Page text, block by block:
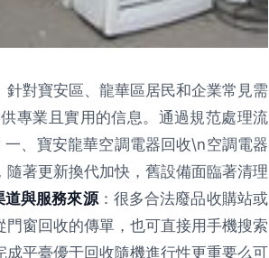
對寶安區、龍華區居民和企業常見需
專業且實用的信息。通過規范處理流
、寶安龍華空調電器回收\n空調電器
著更新換代加快，舊設備面臨著清理
道與服務來源：很多合法廢品收購站或
窗回收的傳單，也可直接用手機搜索
平臺優于回收隨機進行性更重要么可